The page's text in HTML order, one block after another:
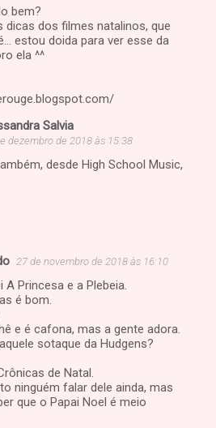
bem?
dicas dos filmes natalinos, que
estou doida para ver esse da
ela ^^
Salvia
dezembro de 2018 às 15:38
desde High School Music,
27 de novembro de 2018 às 16:10
A Princesa e a Plebeia.
é bom.
e é cafona, mas a gente adora.
sotaque da Hudgens?
de Natal.
ninguém falar dele ainda, mas
que o Papai Noel é meio